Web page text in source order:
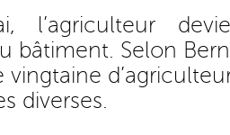
l’agriculteur
bâtiment. Selon
vingtaine
diverses.